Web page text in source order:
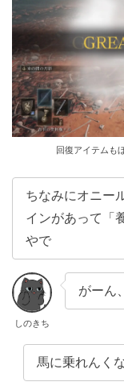
回復アイテムも
ちなみにオニー
インがあって「
やで
しのきち
がーん
馬に乗れんく